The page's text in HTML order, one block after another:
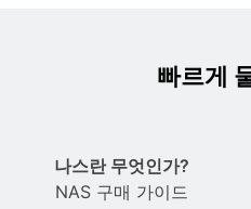
빠르게
나스란 무엇인가?
NAS 구매 가이드